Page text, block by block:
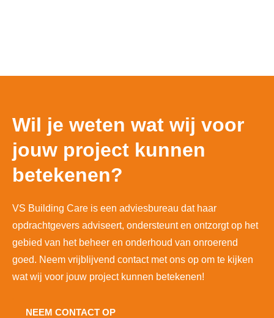
Wil je weten wat wij voor
jouw project kunnen
betekenen?
VS Building Care is een adviesbureau dat haar
opdrachtgevers adviseert, ondersteunt en ontzorgt op het
gebied van het beheer en onderhoud van onroerend
goed. Neem vrijblijvend contact met ons op om te kijken
wat wij voor jouw project kunnen betekenen!
NEEM CONTACT OP